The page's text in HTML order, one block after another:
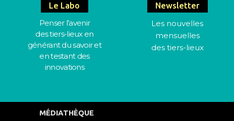
Le Labo
Penser l’avenir
des tiers-lieux en
générant du savoir et
en testant des
innovations
Newsletter
Les nouvelles
mensuelles
des tiers-lieux
MÉDIATHÈQUE